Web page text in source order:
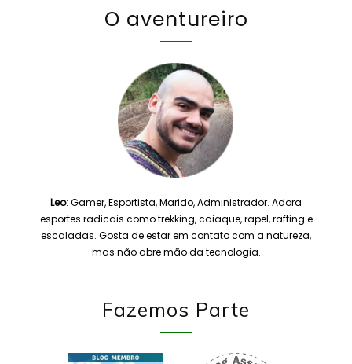
O aventureiro
Leo: Gamer, Esportista, Marido, Administrador. Adora
esportes radicais como trekking, caiaque, rapel, rafting e
escaladas. Gosta de estar em contato com a natureza,
mas não abre mão da tecnologia.
Fazemos Parte